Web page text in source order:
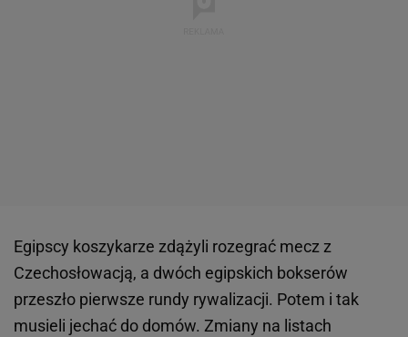
Egipscy koszykarze zdążyli rozegrać mecz z
Czechosłowacją, a dwóch egipskich bokserów
przeszło pierwsze rundy rywalizacji. Potem i tak
musieli jechać do domów. Zmiany na listach